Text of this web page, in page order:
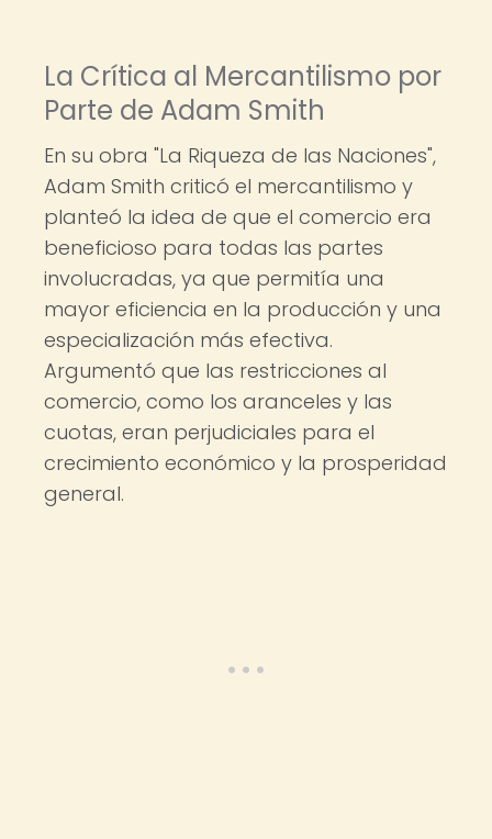
La Crítica al Mercantilismo por
Parte de Adam Smith
En su obra "La Riqueza de las Naciones",
Adam Smith criticó el mercantilismo y
planteó la idea de que el comercio era
beneficioso para todas las partes
involucradas, ya que permitía una
mayor eficiencia en la producción y una
especialización más efectiva.
Argumentó que las restricciones al
comercio, como los aranceles y las
cuotas, eran perjudiciales para el
crecimiento económico y la prosperidad
general.